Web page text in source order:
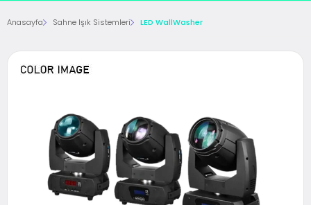
Anasayfa Sahne Işık Sistemleri LED WallWasher